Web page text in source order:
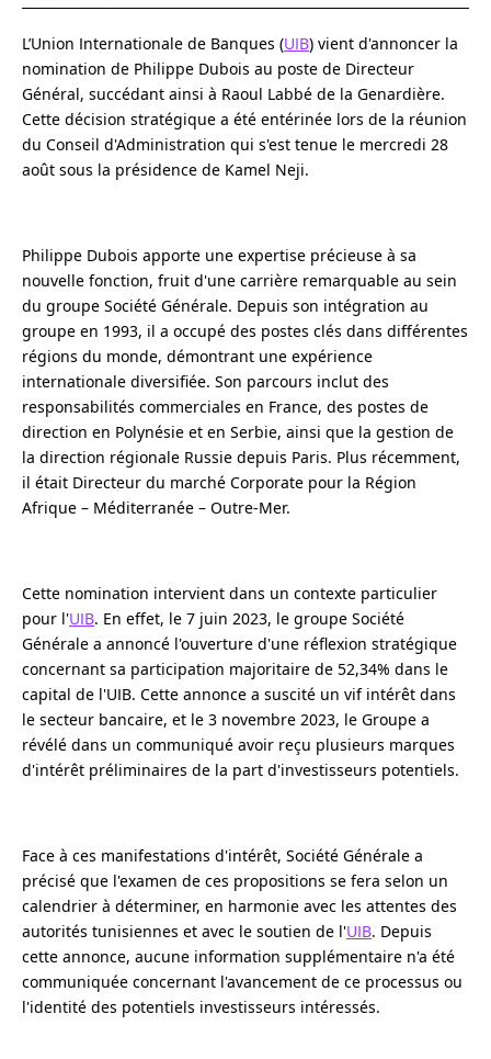
L’Union Internationale de Banques (UIB) vient d'annoncer la
nomination de Philippe Dubois au poste de Directeur
Général, succédant ainsi à Raoul Labbé de la Genardière.
Cette décision stratégique a été entérinée lors de la réunion
du Conseil d'Administration qui s'est tenue le mercredi 28
août sous la présidence de Kamel Neji.
Philippe Dubois apporte une expertise précieuse à sa
nouvelle fonction, fruit d'une carrière remarquable au sein
du groupe Société Générale. Depuis son intégration au
groupe en 1993, il a occupé des postes clés dans différentes
régions du monde, démontrant une expérience
internationale diversifiée. Son parcours inclut des
responsabilités commerciales en France, des postes de
direction en Polynésie et en Serbie, ainsi que la gestion de
la direction régionale Russie depuis Paris. Plus récemment,
il était Directeur du marché Corporate pour la Région
Afrique – Méditerranée – Outre-Mer.
Cette nomination intervient dans un contexte particulier
pour l'UIB. En effet, le 7 juin 2023, le groupe Société
Générale a annoncé l'ouverture d'une réflexion stratégique
concernant sa participation majoritaire de 52,34% dans le
capital de l'UIB. Cette annonce a suscité un vif intérêt dans
le secteur bancaire, et le 3 novembre 2023, le Groupe a
révélé dans un communiqué avoir reçu plusieurs marques
d'intérêt préliminaires de la part d'investisseurs potentiels.
Face à ces manifestations d'intérêt, Société Générale a
précisé que l'examen de ces propositions se fera selon un
calendrier à déterminer, en harmonie avec les attentes des
autorités tunisiennes et avec le soutien de l'UIB. Depuis
cette annonce, aucune information supplémentaire n'a été
communiquée concernant l'avancement de ce processus ou
l'identité des potentiels investisseurs intéressés.